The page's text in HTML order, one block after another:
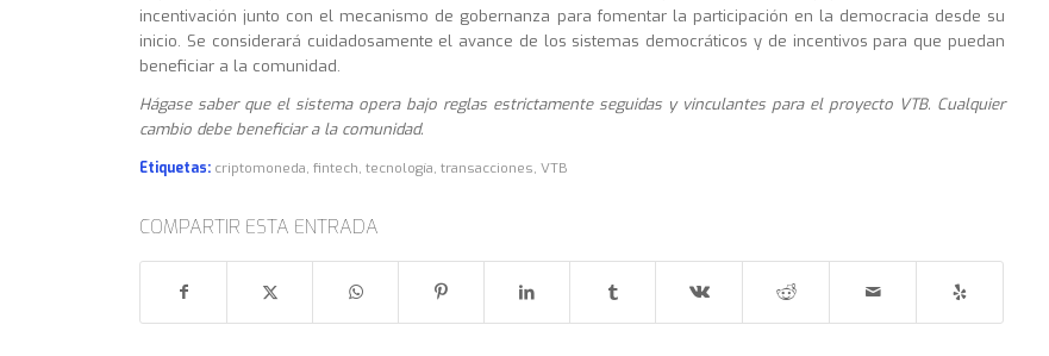
incentivación junto con el mecanismo de gobernanza para fomentar la participación en la democracia desde su
inicio. Se considerará cuidadosamente el avance de los sistemas democráticos y de incentivos para que puedan
beneficiar a la comunidad.
Hágase saber que el sistema opera bajo reglas estrictamente seguidas y vinculantes para el proyecto VTB. Cualquier
cambio debe beneficiar a la comunidad.
Etiquetas: criptomoneda,fintech,tecnología,transacciones,VTB
COMPARTIR ESTA ENTRADA